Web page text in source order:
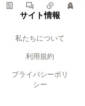
サイト情報
私たちについて
利用規約
プライバシーポリ
シー